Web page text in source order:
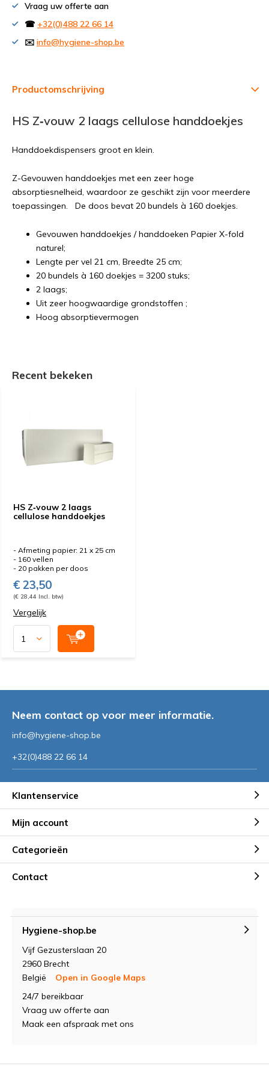
Vraag uw offerte aan
☎ +32(0)488 22 66 14
✉️ info@hygiene-shop.be
Productomschrijving
HS Z‐vouw 2 laags cellulose handdoekjes
Handdoekdispensers groot en klein.
Z-Gevouwen handdoekjes met een zeer hoge
absorptiesnelheid, waardoor ze geschikt zijn voor meerdere
toepassingen. De doos bevat 20 bundels à 160 doekjes.
Gevouwen handdoekjes / handdoeken Papier X-fold
naturel;
Lengte per vel 21 cm, Breedte 25 cm;
20 bundels à 160 doekjes = 3200 stuks;
2 laags;
Uit zeer hoogwaardige grondstoffen ;
Hoog absorptievermogen
Recent bekeken
HS Z‐vouw 2 laags
cellulose handdoekjes
- Afmeting papier: 21 x 25 cm
- 160 vellen
- 20 pakken per doos
€ 23,50
(€ 28,44 Incl. btw)
Vergelijk
Neem contact op voor meer informatie.
info@hygiene-shop.be
+32(0)488 22 66 14
Klantenservice
Mijn account
Categorieën
Contact
Hygiene-shop.be
Vijf Gezusterslaan 20
2960 Brecht
België
Open in Google Maps
24/7 bereikbaar
Vraag uw offerte aan
Maak een afspraak met ons